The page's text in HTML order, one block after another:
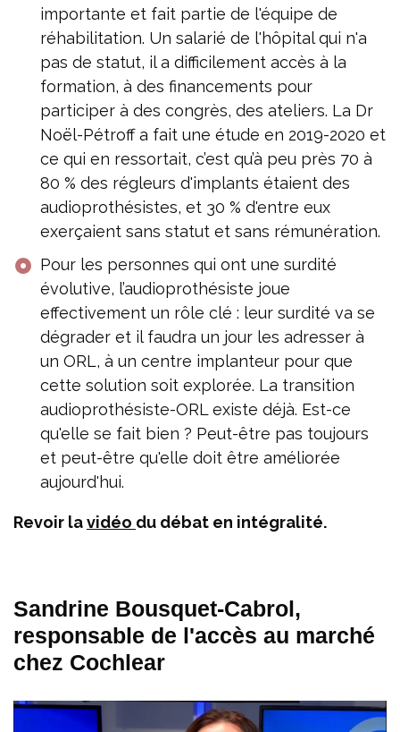
importante et fait partie de l'équipe de
réhabilitation. Un salarié de l'hôpital qui n'a
pas de statut, il a difficilement accès à la
formation, à des financements pour
participer à des congrès, des ateliers. La Dr
Noël-Pétroff a fait une étude en 2019-2020 et
ce qui en ressortait, c’est qu’à peu près 70 à
80 % des régleurs d'implants étaient des
audioprothésistes, et 30 % d'entre eux
exerçaient sans statut et sans rémunération.
Pour les personnes qui ont une surdité
évolutive, l’audioprothésiste joue
effectivement un rôle clé : leur surdité va se
dégrader et il faudra un jour les adresser à
un ORL, à un centre implanteur pour que
cette solution soit explorée. La transition
audioprothésiste-ORL existe déjà. Est-ce
qu'elle se fait bien ? Peut-être pas toujours
et peut-être qu'elle doit être améliorée
aujourd'hui.
Revoir lavidéo du débat en intégralité.
Sandrine Bousquet-Cabrol,
responsable de l'accès au marché
chez Cochlear